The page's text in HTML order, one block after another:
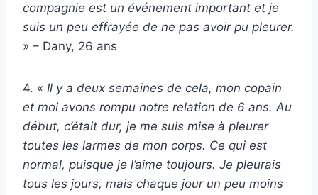
compagnie est un événement important et je
suis un peu effrayée de ne pas avoir pu pleurer.
» – Dany, 26 ans
4. « Il y a deux semaines de cela, mon copain
et moi avons rompu notre relation de 6 ans. Au
début, c’était dur, je me suis mise à pleurer
toutes les larmes de mon corps. Ce qui est
normal, puisque je l’aime toujours. Je pleurais
tous les jours, mais chaque jour un peu moins